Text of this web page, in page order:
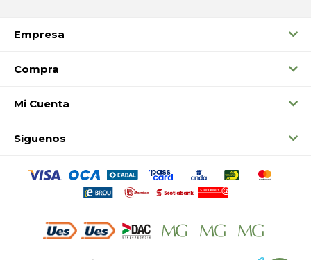
Empresa
Compra
Mi Cuenta
Síguenos